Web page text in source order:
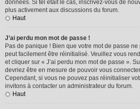
données. Si tel était le cas, inscrivez-vous de
plus activement aux discussions du forum.
Haut
J’ai perdu mon mot de passe !
Pas de panique ! Bien que votre mot de passe ne
peut facilement être réinitialisé. Veuillez vous
et cliquer sur « J’ai perdu mon mot de passe ».
devriez être en mesure de pouvoir vous
Cependant, si vous ne pouvez pas réinitialiser
invitons à contacter un administrateur du forum.
Haut